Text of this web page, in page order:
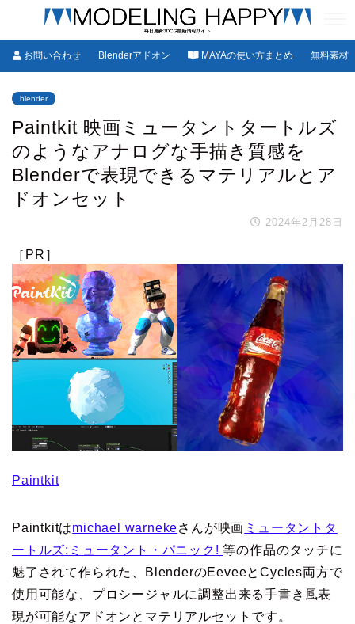
お問い合わせ Blenderアドオン MAYAの使い方まとめ 無料素材
blender
Paintkit 映画ミュータントタートルズ
のようなアナログな手描き質感を
Blenderで表現できるマテリアルとア
ドオンセット
2024年2月28日
［PR］
Paintkit
Paintkitはmichael warnekeさんが映画 ミュータントタ
ートルズ:ミュータント・パニック!等の作品のタッチに
魅了されて作られた、BlenderのEeveeとCycles両方で
使用可能な、プロシージャルに調整出来る手書き風表
現が可能なアドオンとマテリアルセットです。